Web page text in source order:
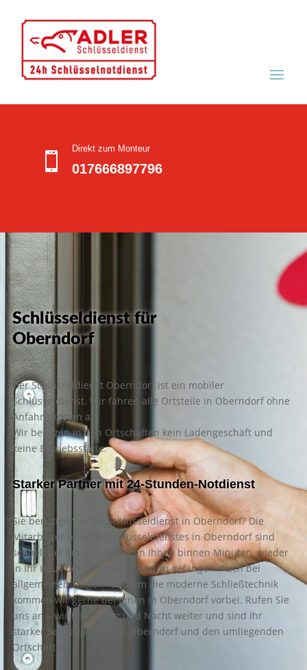

Direkt zum Monteur
017666897796
Schlüsseldienst für
Oberndorf
Der Schlüsseldienst Oberndorf ist ein mobiler
Schlüsseldienst. Wir fahren alle Ortsteile in Oberndorf ohne
Anfahrtskosten an.
Wir besitzen in den Ortschaften kein Ladengeschäft und
keine Betriebsstätte.
Starker Partner mit 24-Stunden-Notdienst
Sie benötigen einen Schlüsseldienst in Oberndorf? Die
Mitarbeiter unseres Schlüsseldienstes in Oberndorf sind
schnell bei Ihnen und helfen Ihnen binnen Minuten, wieder
in Ihr Haus oder Ihre Wohnung zu gelangen. Auch bei
allgemeinen Fragen rund um die moderne Schließtechnik
kommen wir gerne bei Ihnen in Oberndorf vorbei. Rufen Sie
uns an – wir helfen Tag und Nacht weiter und sind Ihr
starker Servicepartner in Oberndorf und den umliegenden
Ortschaften.